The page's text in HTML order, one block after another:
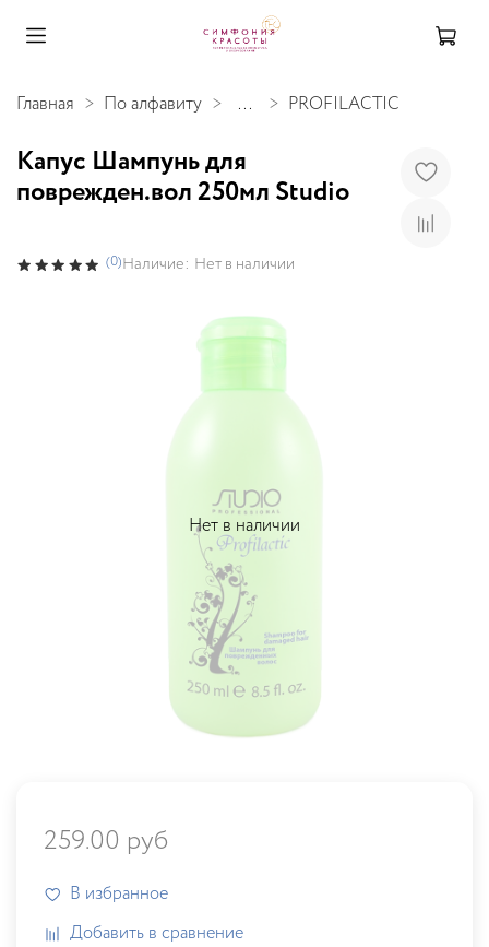
Главная По алфавиту ... PROFILACTIC
Нет в наличии
Капус Шампунь для
поврежден.вол 250мл Studio
(0)Наличие: Нет в наличии
259.00 руб
В избранное
Добавить в сравнение